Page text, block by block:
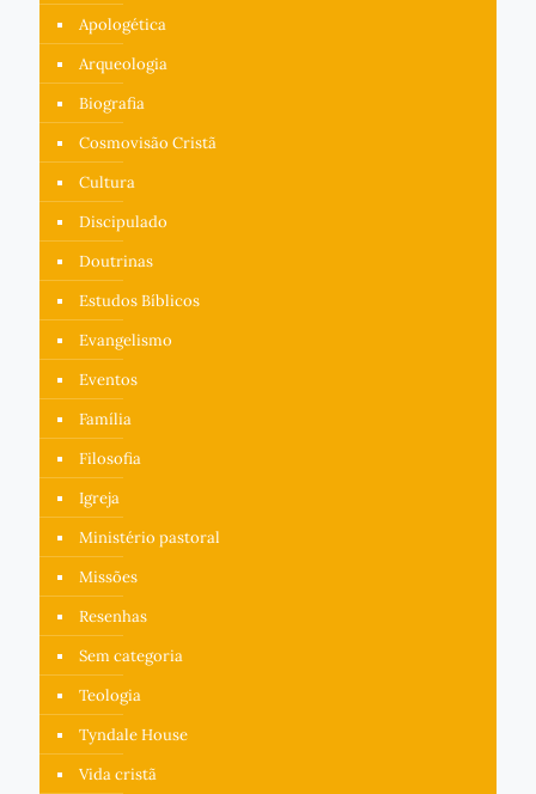
Apologética
Arqueologia
Biografia
Cosmovisão Cristã
Cultura
Discipulado
Doutrinas
Estudos Bíblicos
Evangelismo
Eventos
Família
Filosofia
Igreja
Ministério pastoral
Missões
Resenhas
Sem categoria
Teologia
Tyndale House
Vida cristã